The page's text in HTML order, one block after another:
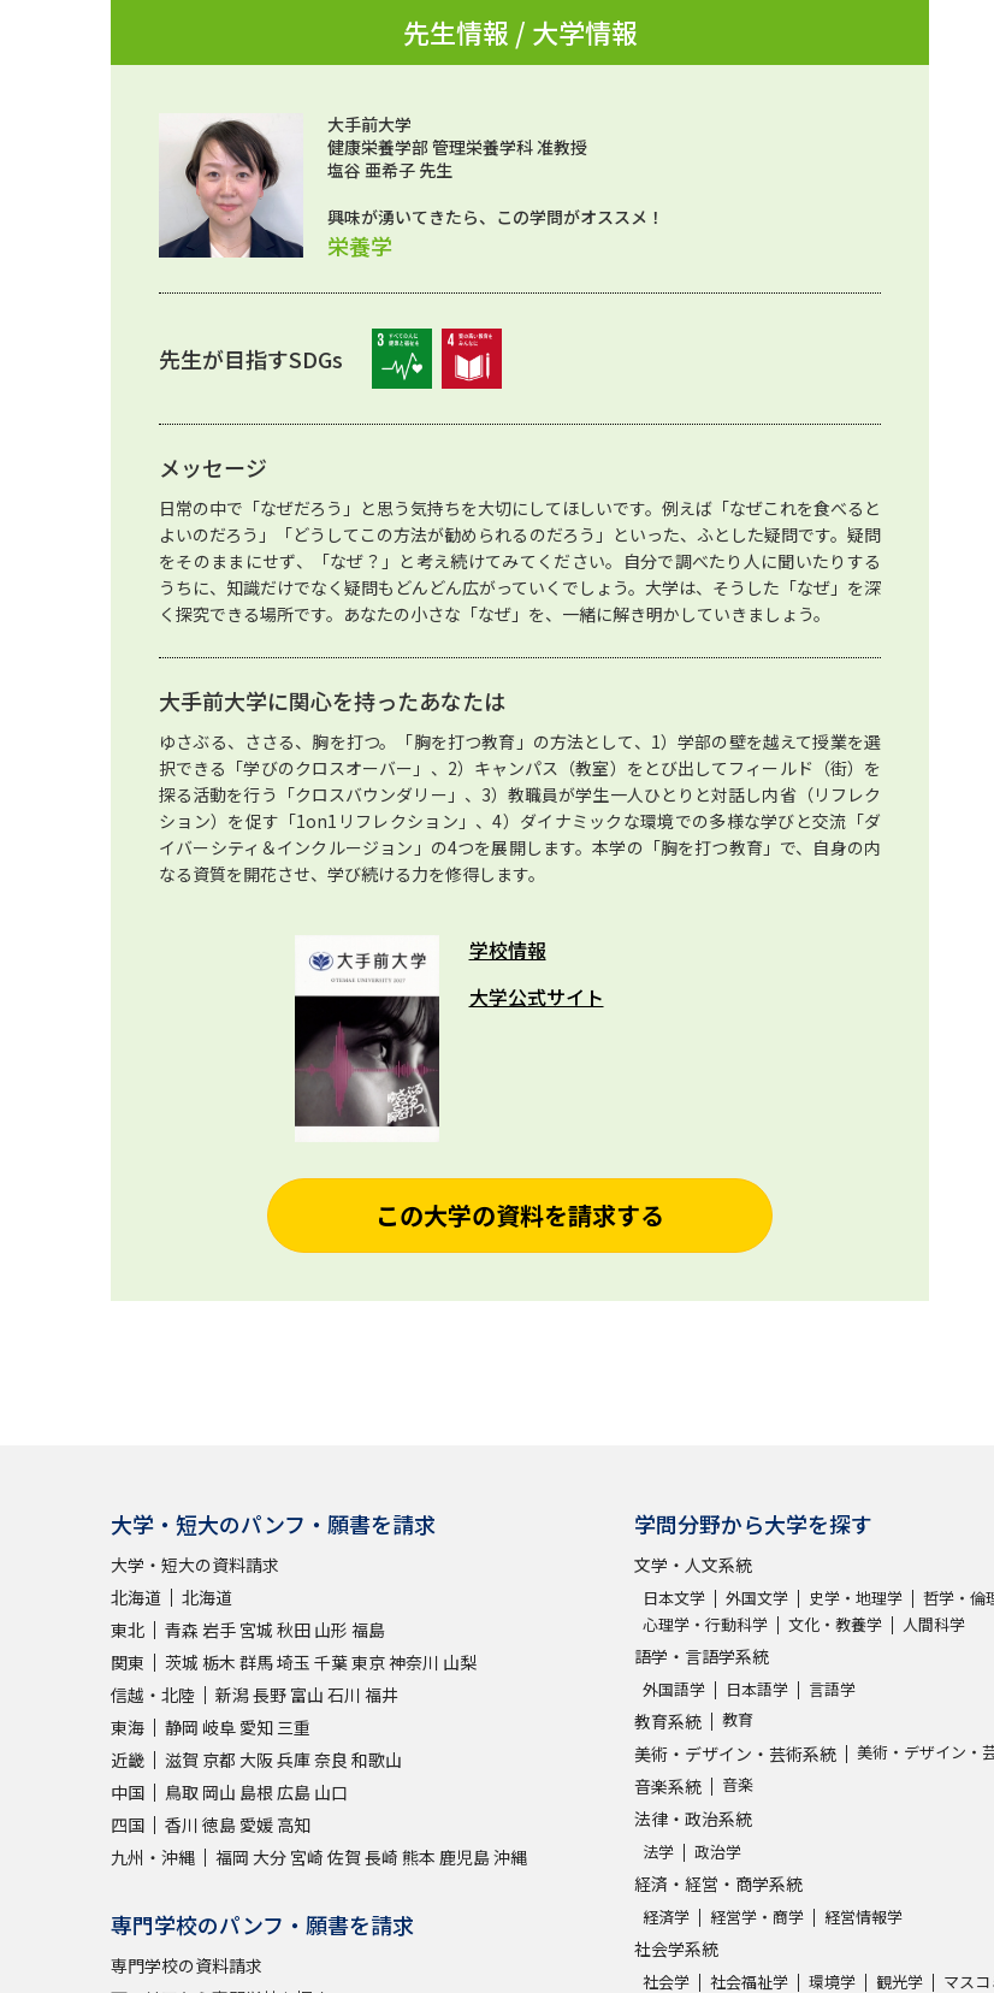
先生情報 / 大学情報
大手前大学
健康栄養学部 管理栄養学科 准教授
塩谷 亜希子 先生
興味が湧いてきたら、この学問がオススメ！
栄養学
先生が目指すSDGs
メッセージ
日常の中で「なぜだろう」と思う気持ちを大切にしてほしいです。例えば「なぜこれを食べると
よいのだろう」「どうしてこの方法が勧められるのだろう」といった、ふとした疑問です。疑問
をそのままにせず、「なぜ？」と考え続けてみてください。自分で調べたり人に聞いたりする
うちに、知識だけでなく疑問もどんどん広がっていくでしょう。大学は、そうした「なぜ」を深
く探究できる場所です。あなたの小さな「なぜ」を、一緒に解き明かしていきましょう。
大手前大学に関心を持ったあなたは
ゆさぶる、ささる、胸を打つ。「胸を打つ教育」の方法として、1）学部の壁を越えて授業を選
択できる「学びのクロスオーバー」、2）キャンパス（教室）をとび出してフィールド（街）を
探る活動を行う「クロスバウンダリー」、3）教職員が学生一人ひとりと対話し内省（リフレク
ション）を促す「1on1リフレクション」、4）ダイナミックな環境での多様な学びと交流「ダ
イバーシティ＆インクルージョン」の4つを展開します。本学の「胸を打つ教育」で、自身の内
なる資質を開花させ、学び続ける力を修得します。
学校情報
大学公式サイト
この大学の資料を請求する
大学・短大のパンフ・願書を請求
大学・短大の資料請求
北海道
北海道
東北
青森 岩手 宮城 秋田 山形 福島
関東
茨城 栃木 群馬埼玉 千葉東京神奈川 山梨
信越・北陸
新潟長野 富山 石川 福井
東海
静岡 岐阜 愛知 三重
近畿
滋賀 京都 大阪兵庫奈良 和歌山
中国
鳥取 岡山 島根 広島 山口
四国
香川 徳島 愛媛 高知
九州・沖縄
福岡 大分 宮崎 佐賀 長崎 熊本 鹿児島沖縄
専門学校のパンフ・願書を請求
専門学校の資料請求
学問分野から大学を探す
文学・人文系統
日本文学 外国文学 史学・地理学
哲学・倫
心理学・行動科学
文化・教養学 人間科学
語学・言語学系統
外国語学 日本語学 言語学
教育系統 教育
美術・デザイン・芸術系統 美術・デザイン・
音楽系統 音楽
法律・政治系統
法学 政治学
経済・経営・商学系統
経済学 経営学・商学 経営情報学
社会学系統
社会学 社会福祉学 環境学 観光学 マス